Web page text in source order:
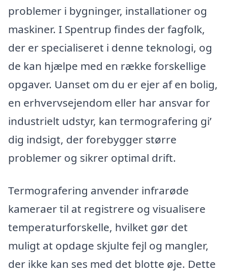
problemer i bygninger, installationer og
maskiner. I Spentrup findes der fagfolk,
der er specialiseret i denne teknologi, og
de kan hjælpe med en række forskellige
opgaver. Uanset om du er ejer af en bolig,
en erhvervsejendom eller har ansvar for
industrielt udstyr, kan termografering gi’
dig indsigt, der forebygger større
problemer og sikrer optimal drift.
Termografering anvender infrarøde
kameraer til at registrere og visualisere
temperaturforskelle, hvilket gør det
muligt at opdage skjulte fejl og mangler,
der ikke kan ses med det blotte øje. Dette